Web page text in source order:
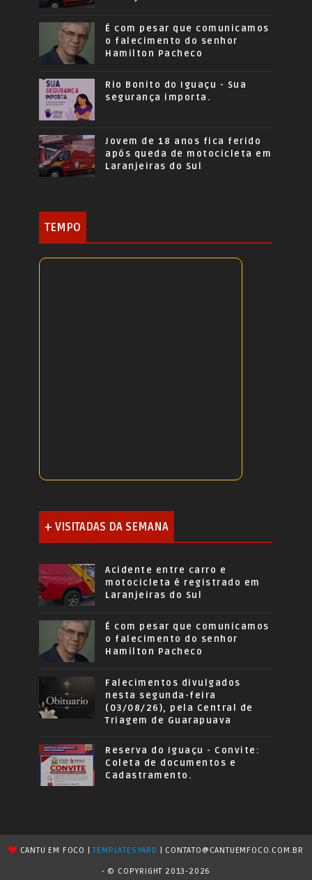
É com pesar que comunicamos
o falecimento do senhor
Hamilton Pacheco
Rio Bonito do Iguaçu - Sua
segurança importa.
Jovem de 18 anos fica ferido
após queda de motocicleta em
Laranjeiras do Sul
TEMPO
+ VISITADAS DA SEMANA
Acidente entre carro e
motocicleta é registrado em
Laranjeiras do Sul
É com pesar que comunicamos
o falecimento do senhor
Hamilton Pacheco
Falecimentos divulgados
nesta segunda-feira
(03/08/26), pela Central de
Triagem de Guarapuava
Reserva do Iguaçu - Convite:
Coleta de documentos e
Cadastramento.
CANTU EM FOCO |TEMPLATESYARD
| CONTATO@CANTUEMFOCO.COM.BR
- © COPYRIGHT 2013-2026